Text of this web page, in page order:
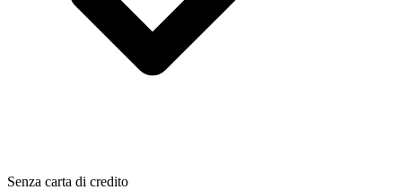
Senza carta di credito